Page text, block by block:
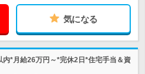
気になる
*月給26万円～*完休2日*住宅手当＆資